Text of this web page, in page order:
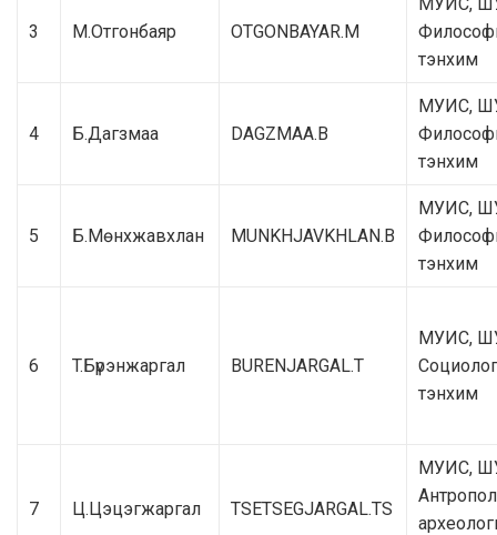
3 М.Отгонбаяр OTGONBAYAR.M
тэнхим
4 Б.Дагзмаа DAGZMAA.B
МУИС,
тэнхим
5 Б.Мөнхжавхлан MUNKHJAVKHLAN.B
МУИС,
тэнхим
6 T.Бүрэнжаргал BURENJARGAL.T
МУИС,
тэнхим
7 Ц.Цэцэгжаргал TSETSEGJARGAL.TS
МУИС,